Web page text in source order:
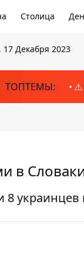
Столица
17 Декабря 2023
ТОПТЕМЫ: ⚠️
в
8